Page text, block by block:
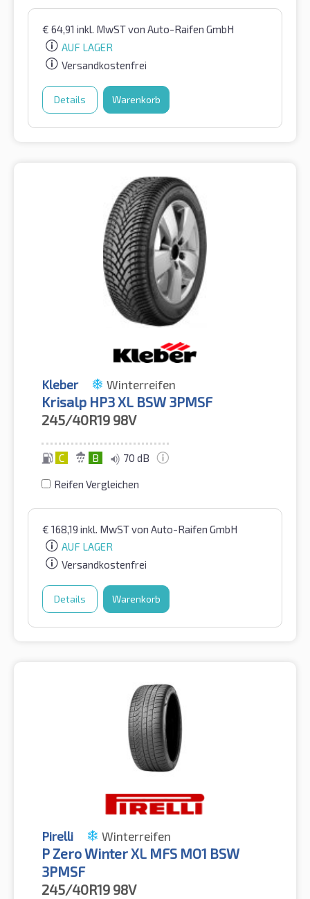
€ 64,91 inkl. MwSTvon Auto-Raifen GmbH
AUF LAGER
Versandkostenfrei
Details Warenkorb
Kleber Winterreifen
Krisalp HP3 XL BSW 3PMSF
245/40R19 98V
C B 70 dB
Reifen Vergleichen
€ 168,19 inkl. MwSTvon Auto-Raifen GmbH
AUF LAGER
Versandkostenfrei
Details Warenkorb
Pirelli Winterreifen
P Zero Winter XL MFS MO1 BSW
3PMSF
245/40R19 98V